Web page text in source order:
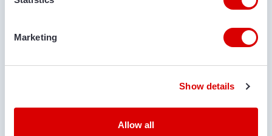
Marketing
Show details
Allow all
ЧИ ПОТРІБНЕ ТРАНСПОРТУВАННЯ?